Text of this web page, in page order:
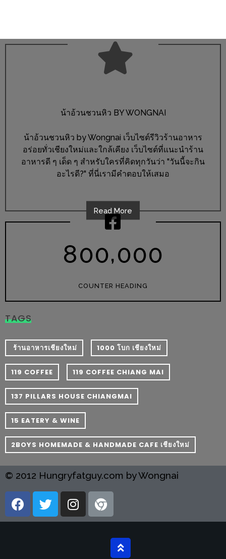
พ่อ
ร้าน
เสน่ห์
ของ
เชียงใหม่
ไป
ลอง
16
ต้อง
ถนน
คน
เดิน
วัน
อาทิตย์
ท่าแพ
เชียงใหม่
CHECKOUT
DRAFT
–
น้าอ้วนชวนหิว BY WONGNAI
น้าอ้วนชวนหิว by Wongnai เว็บไซต์รีวิวร้านอาหาร
อร่อยทั่วเชียงใหม่และใกล้เคียง เว็บไซต์ที่แนะนำร้าน
อาหารดี ๆ เด็ด ๆ สำหรับใครที่คิดทุกวันว่า "วันนี้จะกิน
อะไรดี?" ที่นี่เรามีคำตอบให้เสมอ
Read More
800,000
COUNTER HEADING
TAGS
​ ร้านอาหารเชียงใหม่ 1000 โบก เชียงใหม่
119 COFFEE 119 COFFEE CHIANG MAI
137 PILLARS HOUSE CHIANGMAI
15 EATERY & WINE
2BOYS HOMEMADE & HANDMADE CAFE เชียงใหม่
© 2012 Hungryfatguy.com by Wongnai